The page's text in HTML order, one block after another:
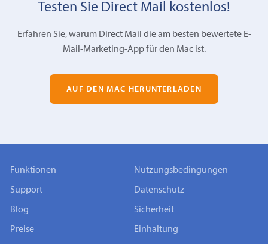
Testen Sie Direct Mail kostenlos!
Erfahren Sie, warum Direct Mail die am besten bewertete E-
Mail-Marketing-App für den Mac ist.
AUF DEN MAC HERUNTERLADEN
Funktionen
Support
Blog
Preise
Nutzungsbedingungen
Datenschutz
Sicherheit
Einhaltung